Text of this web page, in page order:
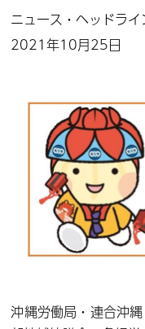
ニュース・ヘッドライ
2021年10月25日
沖縄労働局・連合沖